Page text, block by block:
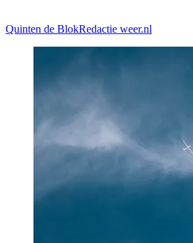
Quinten de BlokRedactie weer.nl